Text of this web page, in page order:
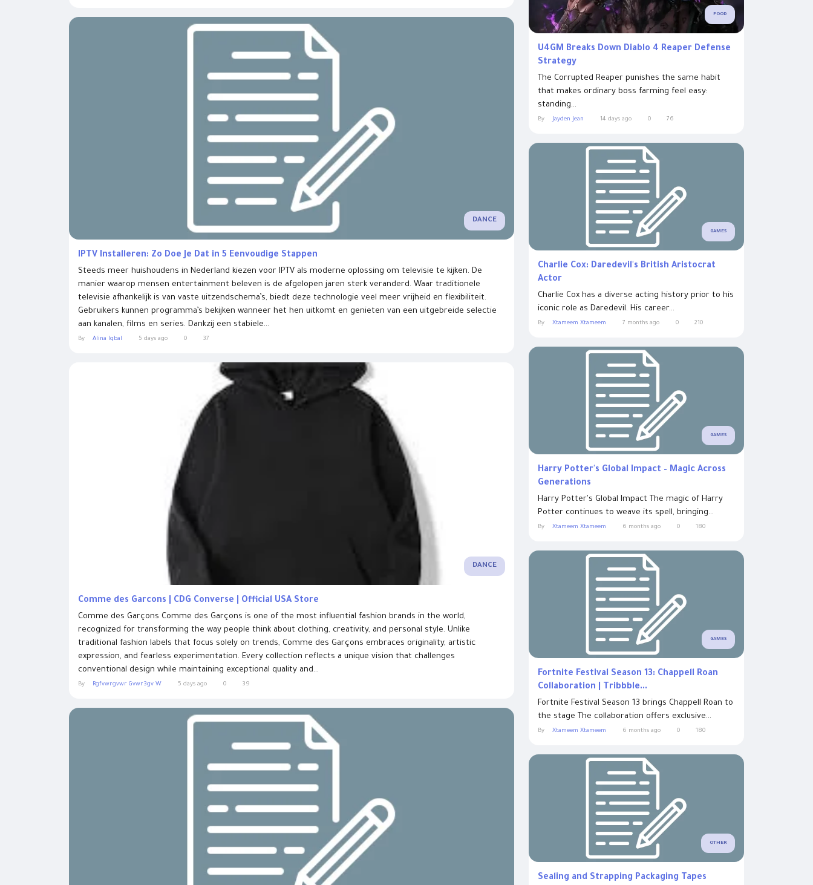
DANCE
IPTV Installeren: Zo Doe Je Dat in 5 Eenvoudige Stappen
Steeds meer huishoudens in Nederland kiezen voor IPTV als moderne oplossing om televisie te kijken. De
manier waarop mensen entertainment beleven is de afgelopen jaren sterk veranderd. Waar traditionele
televisie afhankelijk is van vaste uitzendschema’s, biedt deze technologie veel meer vrijheid en flexibiliteit.
Gebruikers kunnen programma’s bekijken wanneer het hen uitkomt en genieten van een uitgebreide selectie
aan kanalen, films en series. Dankzij een stabiele...
By Alina Iqbal 5 days ago 0 37
DANCE
Comme des Garcons | CDG Converse | Official USA Store
Comme des Garçons Comme des Garçons is one of the most influential fashion brands in the world,
recognized for transforming the way people think about clothing, creativity, and personal style. Unlike
traditional fashion labels that focus solely on trends, Comme des Garçons embraces originality, artistic
expression, and fearless experimentation. Every collection reflects a unique vision that challenges
conventional design while maintaining exceptional quality and...
By Rgfvwrgvwr Gvwr3gv W 5 days ago 0 39
FOOD
U4GM Breaks Down Diablo 4 Reaper Defense
Strategy
The Corrupted Reaper punishes the same habit
that makes ordinary boss farming feel easy:
standing...
By Jayden Jean 14 days ago 0 76
GAMES
Charlie Cox: Daredevil's British Aristocrat
Actor
Charlie Cox has a diverse acting history prior to his
iconic role as Daredevil. His career...
By Xtameem Xtameem 7 months ago 0 210
GAMES
Harry Potter's Global Impact – Magic Across
Generations
Harry Potter's Global Impact The magic of Harry
Potter continues to weave its spell, bringing...
By Xtameem Xtameem 6 months ago 0 180
GAMES
Fortnite Festival Season 13: Chappell Roan
Collaboration | Tribbble...
Fortnite Festival Season 13 brings Chappell Roan to
the stage The collaboration offers exclusive...
By Xtameem Xtameem 6 months ago 0 180
OTHER
Sealing and Strapping Packaging Tapes